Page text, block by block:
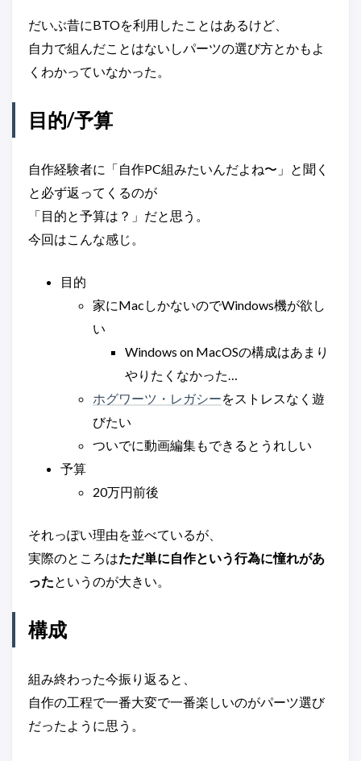
だいぶ昔にBTOを利用したことはあるけど、
自力で組んだことはないしパーツの選び方とかもよ
くわかっていなかった。
目的/予算
自作経験者に「自作PC組みたいんだよね〜」と聞く
と必ず返ってくるのが
「目的と予算は？」だと思う。
今回はこんな感じ。
目的
家にMacしかないのでWindows機が欲し
い
Windows on MacOSの構成はあまり
やりたくなかった…
ホグワーツ・レガシーをストレスなく遊
びたい
ついでに動画編集もできるとうれしい
予算
20万円前後
それっぽい理由を並べているが、
実際のところはただ単に自作という行為に憧れがあ
った というのが大きい。
構成
組み終わった今振り返ると、
自作の工程で一番大変で一番楽しいのがパーツ選び
だったように思う。